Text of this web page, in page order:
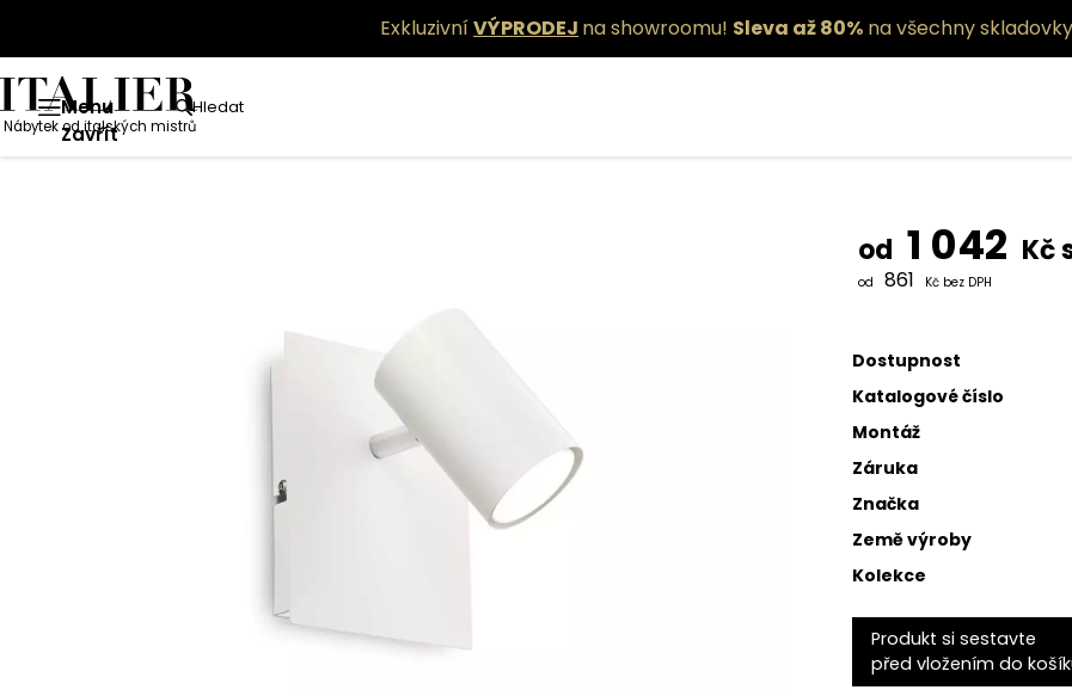
ExkluzivníVÝPRODEJ na showroomu! Sleva až 80% na všechny
Menu
Zavřít
Hledat
Nábytek od italských mistrů
od 1 042 Kč
od 861 Kč bez DPH
Dostupnost
Katalogové číslo
Montáž
Záruka
Značka
Země výroby
Kolekce
Produkt si sestavte
před vložením do